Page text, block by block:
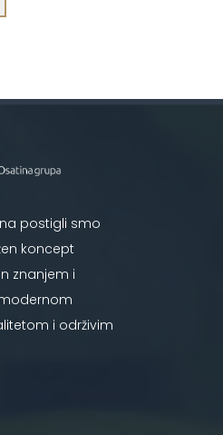
postigli smo
koncept
znanjem i
i održivim